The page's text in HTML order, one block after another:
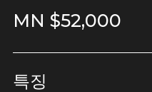
MN $52,000
특징